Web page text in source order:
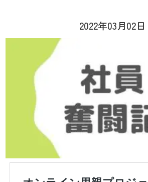
2022年03月02日